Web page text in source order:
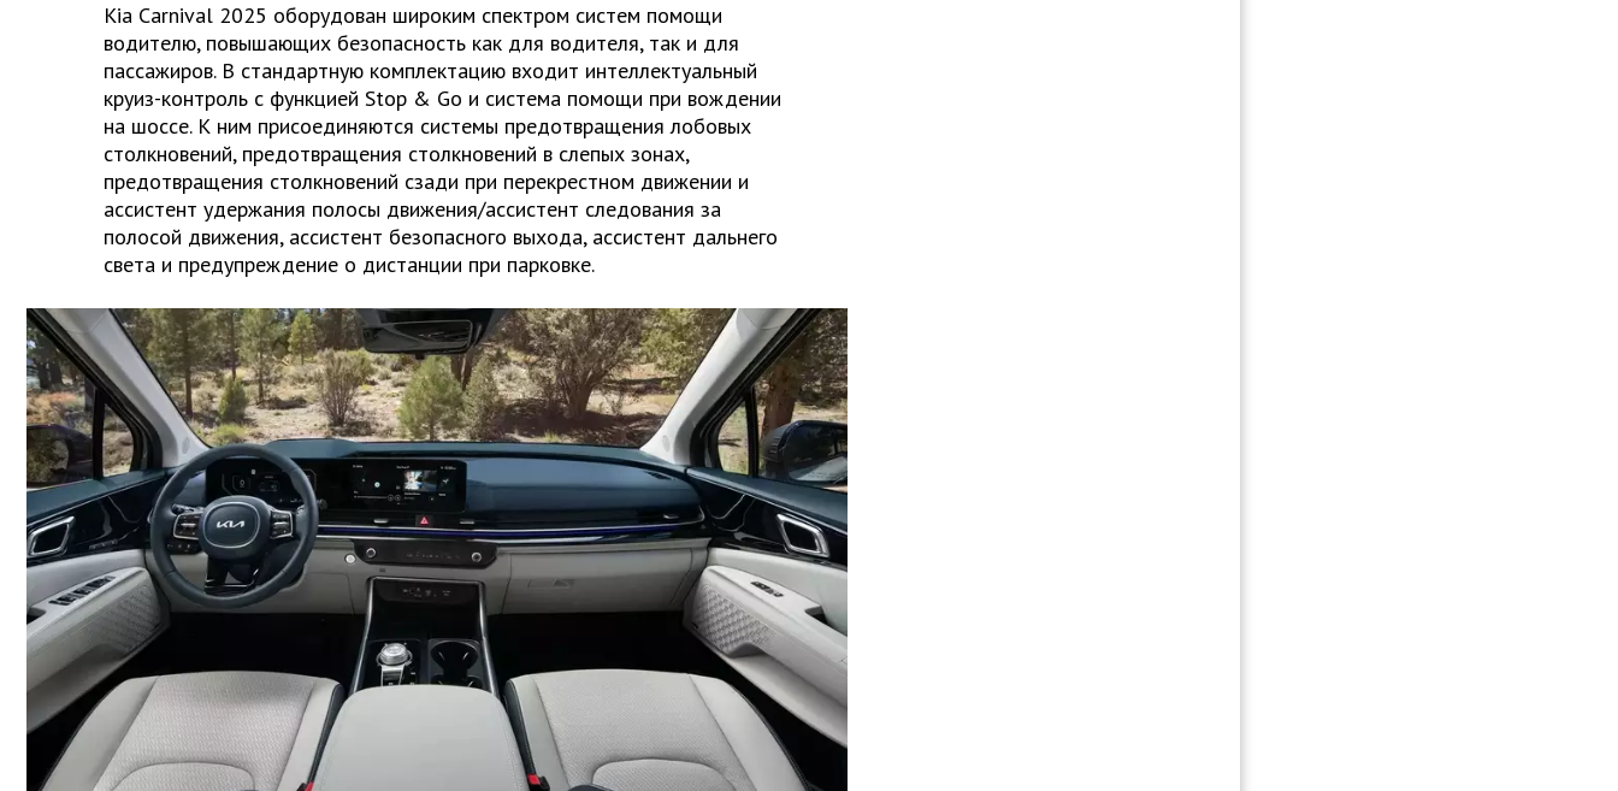
Kia Carnival 2025 оборудован широким спектром систем помощи
водителю, повышающих безопасность как для водителя, так и для
пассажиров. В стандартную комплектацию входит интеллектуальный
круиз-контроль с функцией Stop & Go и система помощи при вождении
на шоссе. К ним присоединяются системы предотвращения лобовых
столкновений, предотвращения столкновений в слепых зонах,
предотвращения столкновений сзади при перекрестном движении и
ассистент удержания полосы движения/ассистент следования за
полосой движения, ассистент безопасного выхода, ассистент дальнего
света и предупреждение о дистанции при парковке.